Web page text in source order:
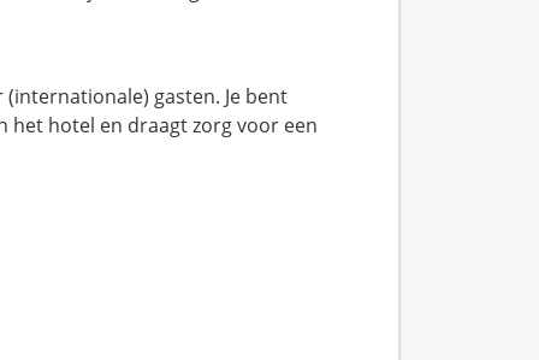
gasten. Je bent
het hotel en draagt zorg voor een